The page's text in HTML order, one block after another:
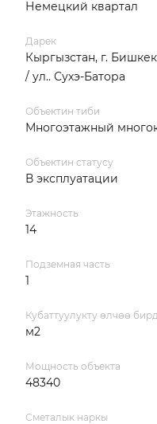
Немецкий квартал
Дарек
Кыргызстан, г.
/ ул.. Сухэ-Батора
Объектин тиби
Многоэтажный
Объектин статусу
В эксплуатации
Этажность
14
Подземная часть
1
Кубаттуулукту өлчөө
м2
Мощность объекта
48340
Сметалык наркы